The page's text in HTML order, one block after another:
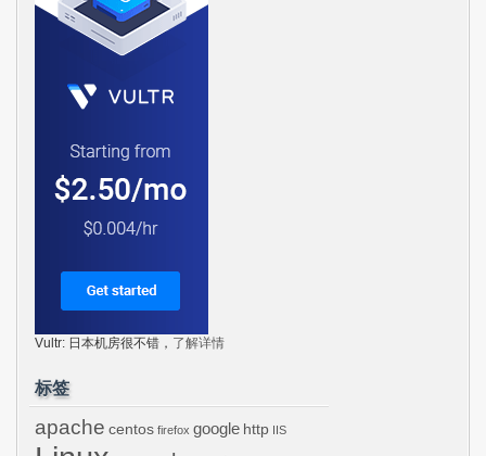
Vultr: 日本机房很不错， 了解详情
标签
apache centos firefox google http IIS